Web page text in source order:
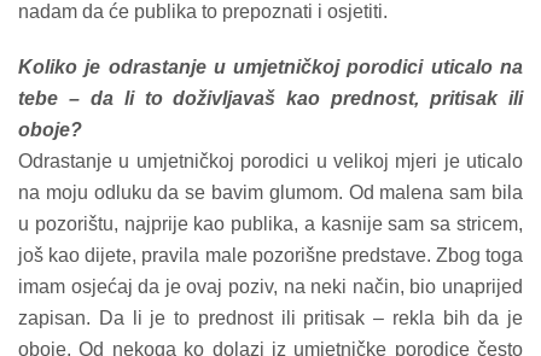
nadam da će publika to prepoznati i osjetiti.
Koliko je odrastanje u umjetničkoj porodici uticalo na
tebe – da li to doživljavaš kao prednost, pritisak ili
oboje?
Odrastanje u umjetničkoj porodici u velikoj mjeri je uticalo
na moju odluku da se bavim glumom. Od malena sam bila
u pozorištu, najprije kao publika, a kasnije sam sa stricem,
još kao dijete, pravila male pozorišne predstave. Zbog toga
imam osjećaj da je ovaj poziv, na neki način, bio unaprijed
zapisan. Da li je to prednost ili pritisak – rekla bih da je
oboje. Od nekoga ko dolazi iz umjetničke porodice često